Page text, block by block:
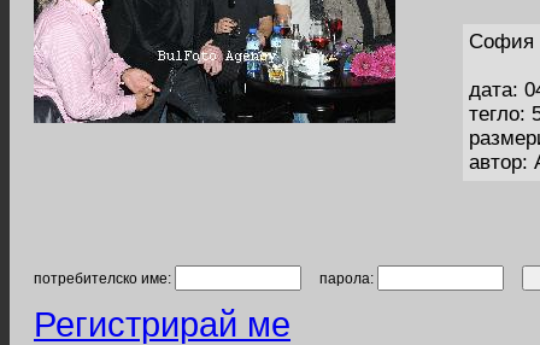
София
дата:
тегло:
автор:
потребителско име: парола:
Регистрирай ме